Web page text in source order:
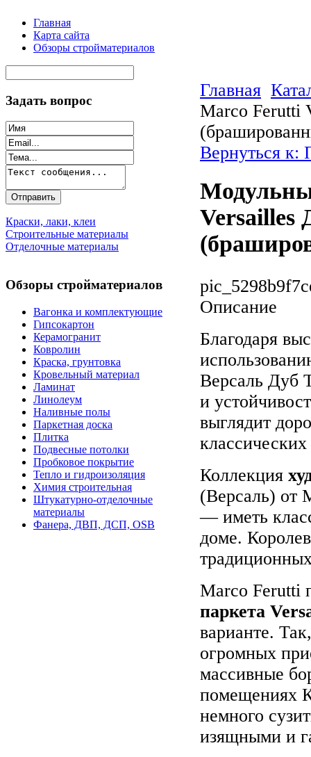
Главная
Карта сайта
Обзоры стройматериалов
Задать вопрос
Краски, лаки, клеи
Строительные материалы
Отделочные материалы
Обзоры стройматериалов
Вагонка и комплектующие
Гипсокартон
Керамогранит
Ковролин
Краска, грунтовка
Кровельный материал
Ламинат
Линолеум
Наливные полы
Паркетная доска
Плитка
Подвесные потолки
Пробковое покрытие
Тепло и гидроизоляция
Химия строительная
Штукатурно-отделочные
материалы
Фанера, ДВП, ДСП, OSB
Главная
Marco Ferutti
Вернуться к:
Versailles
Описание
Благодаря
Версаль Дуб
и
выглядит
Коллекция
(Версаль) от
— иметь
доме.
Marco Ferutti
паркета
варианте.
огромных
массивные
помещениях
немного
изящными и